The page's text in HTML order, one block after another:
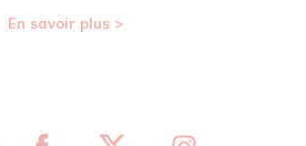
En savoir plus >